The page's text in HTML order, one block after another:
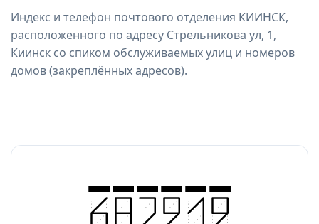
Индекс и телефон почтового отделения КИИНСК,
расположенного по адресу Стрельникова ул, 1,
Киинск со спиком обслуживаемых улиц и номеров
домов (закреплённых адресов).